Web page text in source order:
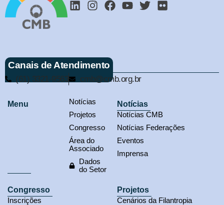
Canais de Atendimento
(61) 3321-9563 cmb@cmb.org.br
Menu
Notícias
Projetos
Congresso
Área do
Associado
Dados
do Setor
Notícias
Notícias CMB
Notícias Federações
Eventos
Imprensa
Congresso
Inscrições
Projetos
Cenários da Filantropia